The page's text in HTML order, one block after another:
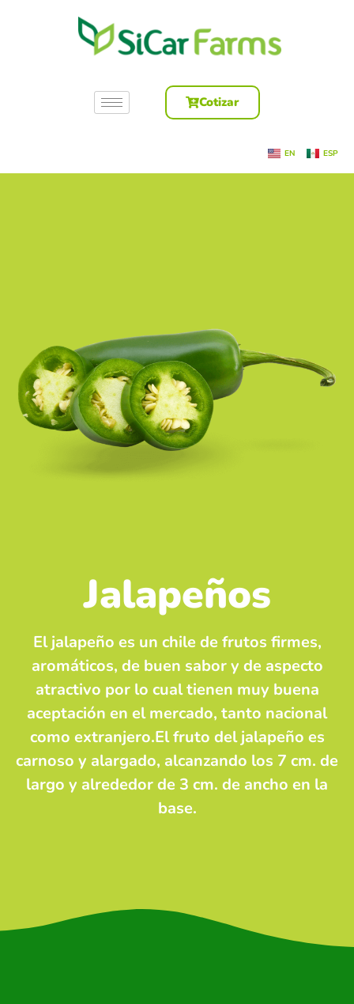
Cotizar
EN ESP
Jalapeños
El jalapeño es un chile de frutos firmes,
aromáticos, de buen sabor y de aspecto
atractivo por lo cual tienen muy buena
aceptación en el mercado, tanto nacional
como extranjero.El fruto del jalapeño es
carnoso y alargado, alcanzando los 7 cm. de
largo y alrededor de 3 cm. de ancho en la
base.